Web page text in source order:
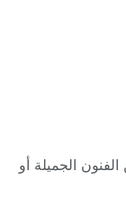
الجميلة أو